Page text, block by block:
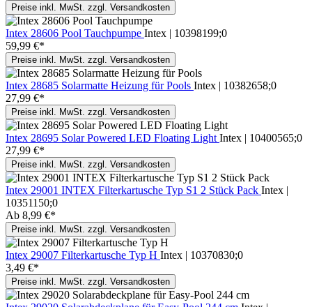
Preise inkl. MwSt. zzgl. Versandkosten
Intex 28606 Pool Tauchpumpe Intex | 10398199;0
59,99 €*
Preise inkl. MwSt. zzgl. Versandkosten
Intex 28685 Solarmatte Heizung für Pools Intex | 10382658;0
27,99 €*
Preise inkl. MwSt. zzgl. Versandkosten
Intex 28695 Solar Powered LED Floating Light Intex | 10400565;0
27,99 €*
Preise inkl. MwSt. zzgl. Versandkosten
Intex 29001 INTEX Filterkartusche Typ S1 2 Stück Pack Intex |
10351150;0
Ab 8,99 €*
Preise inkl. MwSt. zzgl. Versandkosten
Intex 29007 Filterkartusche Typ H Intex | 10370830;0
3,49 €*
Preise inkl. MwSt. zzgl. Versandkosten